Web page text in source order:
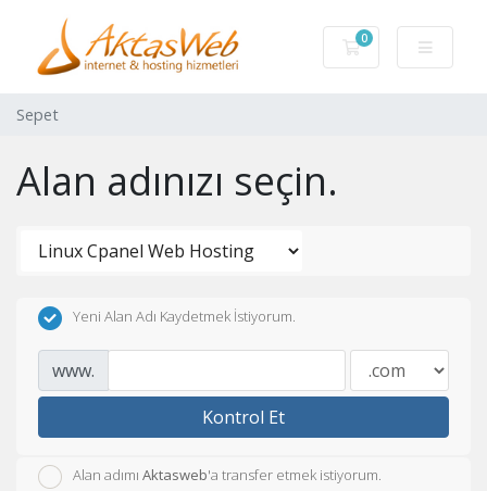
0
Sepet
Sepet
Alan adınızı seçin.
Yeni Alan Adı Kaydetmek İstiyorum.
www.
Kontrol Et
Alan adımı Aktasweb'a transfer etmek istiyorum.